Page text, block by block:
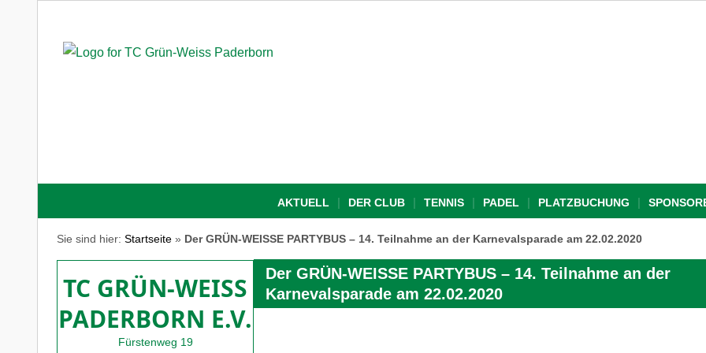
AKTUELL DER CLUB TENNIS PADEL PLATZBUCHUNG
Sie sind hier: Startseite » Der GRÜN-WEISSE PARTYBUS – 14. Teilnahme an der Karnevalsparade am 22.02.2020
TC GRÜN-WEISS
PADERBORN E.V.
Fürstenweg 19
Der GRÜN-WEISSE PARTYBUS – 14. Teilnahme an der
Karnevalsparade am 22.02.2020